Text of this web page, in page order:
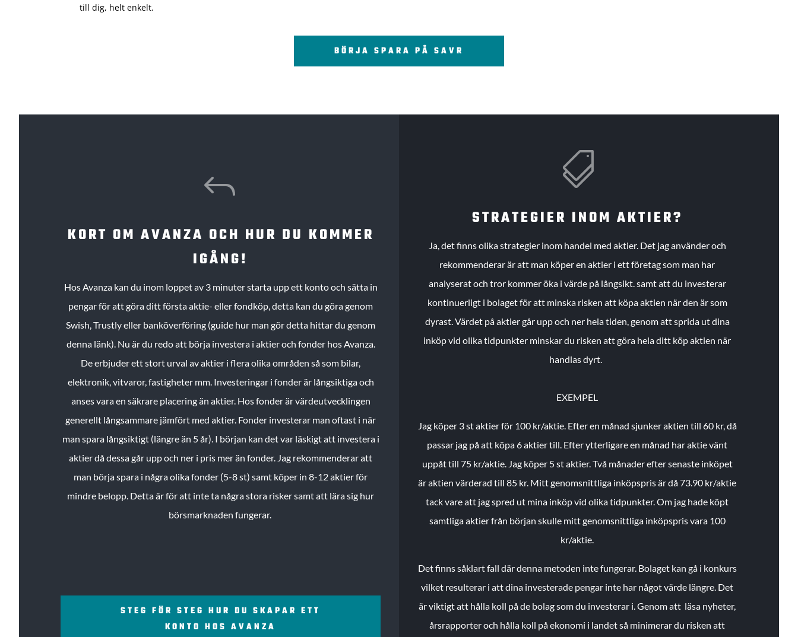
till dig, helt enkelt.
BÖRJA SPARA PÅ SAVR
J
KORT OM AVANZA OCH HUR DU KOMMER
IGÅNG!
Hos Avanza kan du inom loppet av 3 minuter starta upp ett konto och sätta in
pengar för att göra ditt första aktie- eller fondköp, detta kan du göra genom
Swish, Trustly eller banköverföring (guide hur man gör detta hittar du genom
denna länk). Nu är du redo att börja investera i aktier och fonder hos Avanza.
De erbjuder ett stort urval av aktier i flera olika områden så som bilar,
elektronik, vitvaror, fastigheter mm. Investeringar i fonder är långsiktiga och
anses vara en säkrare placering än aktier. Hos fonder är värdeutvecklingen
generellt långsammare jämfört med aktier. Fonder investerar man oftast i när
man spara långsiktigt (längre än 5 år). I början kan det var läskigt att investera i
aktier då dessa går upp och ner i pris mer än fonder. Jag rekommenderar att
man börja spara i några olika fonder (5-8 st) samt köper in 8-12 aktier för
mindre belopp. Detta är för att inte ta några stora risker samt att lära sig hur
börsmarknaden fungerar.
STEG FÖR STEG HUR DU SKAPAR ETT
KONTO HOS AVANZA

STRATEGIER INOM AKTIER?
Ja, det finns olika strategier inom handel med aktier. Det jag använder och
rekommenderar är att man köper en aktier i ett företag som man har
analyserat och tror kommer öka i värde på långsikt. samt att du investerar
kontinuerligt i bolaget för att minska risken att köpa aktien när den är som
dyrast. Värdet på aktier går upp och ner hela tiden, genom att sprida ut dina
inköp vid olika tidpunkter minskar du risken att göra hela ditt köp aktien när
handlas dyrt.
EXEMPEL
Jag köper 3 st aktier för 100 kr/aktie. Efter en månad sjunker aktien till 60 kr, då
passar jag på att köpa 6 aktier till. Efter ytterligare en månad har aktie vänt
uppåt till 75 kr/aktie. Jag köper 5 st aktier.Två månader efter senaste inköpet
är aktien värderad till 85 kr. Mitt genomsnittliga inköpspris är då 73.90 kr/aktie
tack vare att jag spred ut mina inköp vid olika tidpunkter. Om jag hade köpt
samtliga aktier från början skulle mitt genomsnittliga inköpspris vara 100
kr/aktie.
Det finns såklart fall där denna metoden inte fungerar. Bolaget kan gå i konkurs
vilket resulterar i att dina investerade pengar inte har något värde längre. Det
är viktigt att hålla koll på de bolag som du investerar i. Genom att läsa nyheter,
årsrapporter och hålla koll på ekonomi i landet så minimerar du risken att